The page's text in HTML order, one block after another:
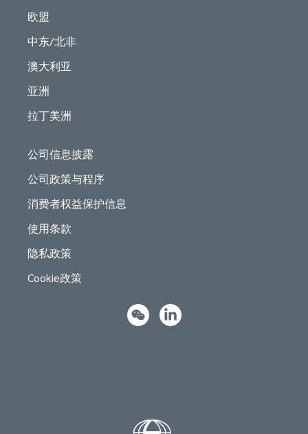
欧盟
中东/北非
澳大利亚
亚洲
拉丁美洲
公司信息披露
公司政策与程序
消费者权益保护信息
使用条款
隐私政策
Cookie政策